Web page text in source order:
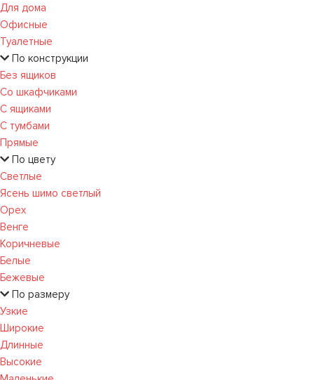
Для дома
Офисные
Туалетные
По конструкции
Без ящиков
Со шкафчиками
С ящиками
С тумбами
Прямые
По цвету
Светлые
Ясень шимо светлый
Орех
Венге
Коричневые
Белые
Бежевые
По размеру
Узкие
Широкие
Длинные
Высокие